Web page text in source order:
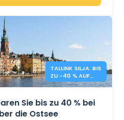
TALLINK SILJA: BIS
ZU -40 % AUF
OSTSEE-
Sie bis zu 40 % bei
die Ostsee